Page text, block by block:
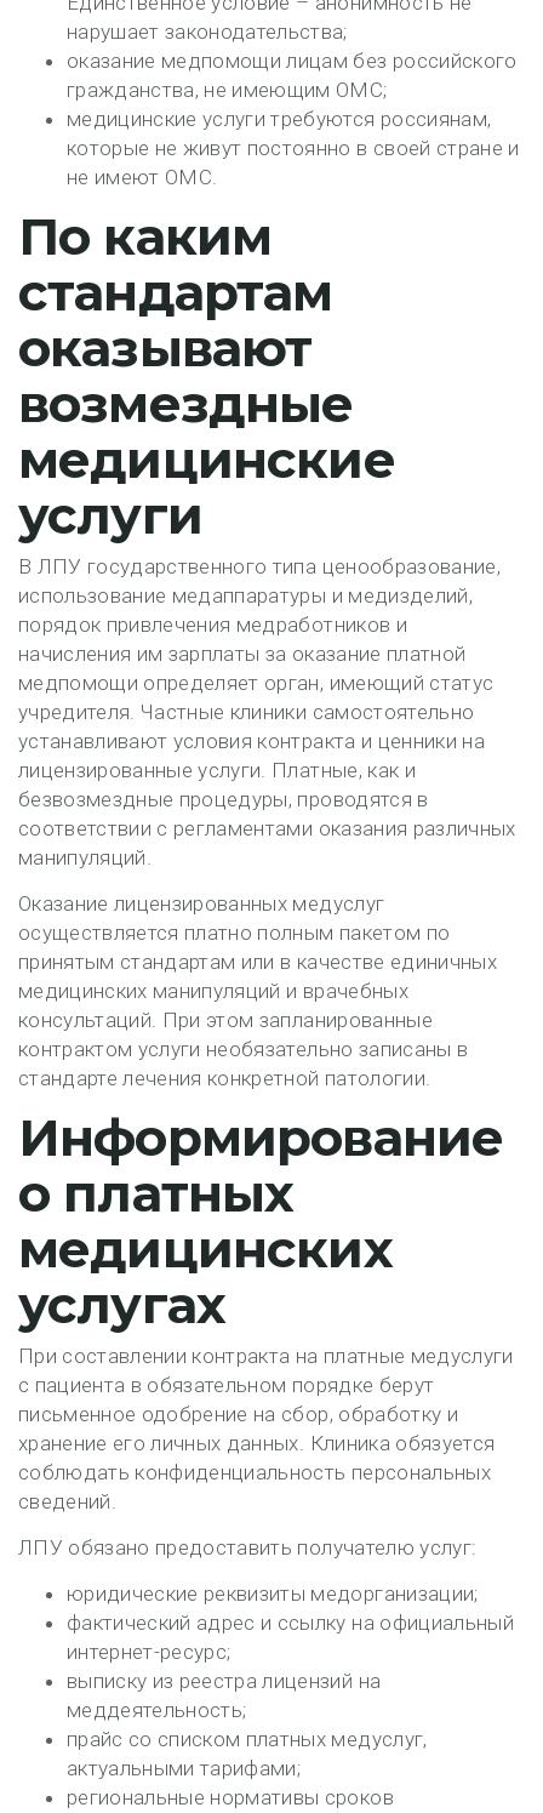
нарушает законодательства;
оказание медпомощи лицам без российского
гражданства, не имеющим ОМС;
медицинские услуги требуются россиянам,
которые не живут постоянно в своей стране и
не имеют ОМС.
По каким
стандартам
оказывают
возмездные
медицинские
услуги
В ЛПУ государственного типа ценообразование,
использование медаппаратуры и медизделий,
порядок привлечения медработников и
начисления им зарплаты за оказание платной
медпомощи определяет орган, имеющий статус
учредителя. Частные клиники самостоятельно
устанавливают условия контракта и ценники на
лицензированные услуги. Платные, как и
безвозмездные процедуры, проводятся в
соответствии с регламентами оказания различных
манипуляций.
Оказание лицензированных медуслуг
осуществляется платно полным пакетом по
принятым стандартам или в качестве единичных
медицинских манипуляций и врачебных
консультаций. При этом запланированные
контрактом услуги необязательно записаны в
стандарте лечения конкретной патологии.
Информирование
о платных
медицинских
услугах
При составлении контракта на платные медуслуги
с пациента в обязательном порядке берут
письменное одобрение на сбор, обработку и
хранение его личных данных. Клиника обязуется
соблюдать конфиденциальность персональных
сведений.
ЛПУ обязано предоставить получателю услуг:
юридические реквизиты медорганизации;
фактический адрес и ссылку на официальный
интернет-ресурс;
выписку из реестра лицензий на
меддеятельность;
прайс со списком платных медуслуг,
актуальными тарифами;
региональные нормативы сроков